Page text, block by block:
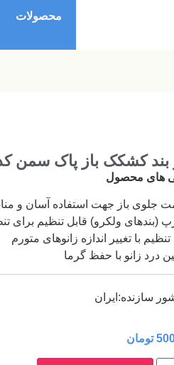
محصولات
بند كشكک باز پاک سمن کد
های محصول
جلوی باز جهت استفاده آسان و
(بندهای ولکرو) قابل تنظیم برای
با تغيير اندازه زانوهای متورم
درد زانو با حفظ گرما
سازنده:ایران
تومان